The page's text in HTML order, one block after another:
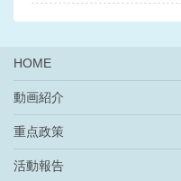
HOME
動画紹介
重点政策
活動報告